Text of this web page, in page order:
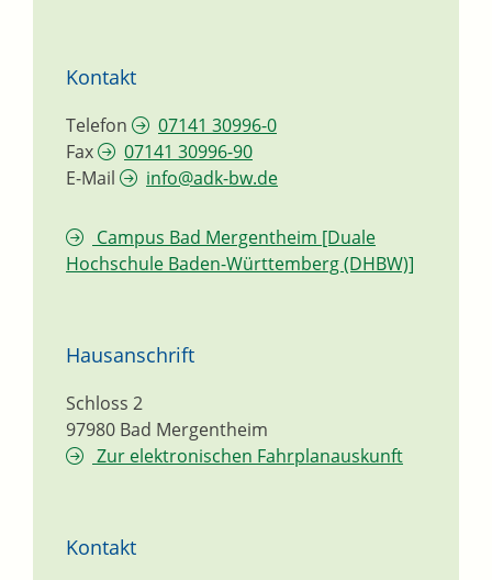
Kontakt
Telefon
07141 30996-0
Fax
07141 30996-90
E-Mail
info@adk-bw.de
Campus Bad Mergentheim [Duale
Hochschule Baden-Württemberg (DHBW)]
Hausanschrift
Schloss 2
97980 Bad Mergentheim
Zur elektronischen Fahrplanauskunft
Kontakt